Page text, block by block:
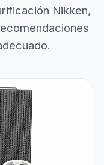
Nikken,